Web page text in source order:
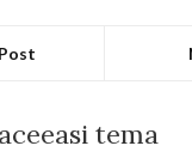
tema